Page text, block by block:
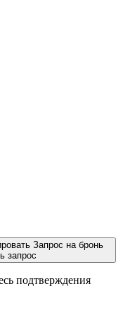
Запрос на бронь
запрос
подтверждения